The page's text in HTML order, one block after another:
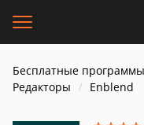
Бесплатные программы
Редакторы
Enblend